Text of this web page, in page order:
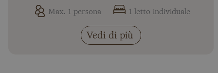
Max. 1 persona 1 letto individuale
Vedi di più